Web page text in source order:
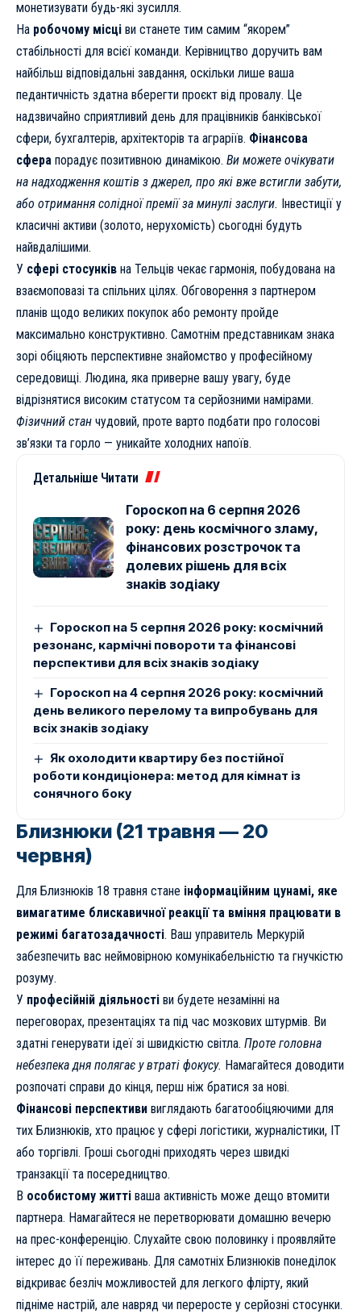
монетизувати будь-які зусилля.
На робочому місці ви станете тим самим “якорем”
стабільності для всієї команди. Керівництво доручить вам
найбільш відповідальні завдання, оскільки лише ваша
педантичність здатна вберегти проєкт від провалу. Це
надзвичайно сприятливий день для працівників банківської
сфери, бухгалтерів, архітекторів та аграріїв. Фінансова
сфера порадує позитивною динамікою. Ви можете очікувати
на надходження коштів з джерел, про які вже встигли забути,
або отримання солідної премії за минулі заслуги. Інвестиції у
класичні активи (золото, нерухомість) сьогодні будуть
найвдалішими.
У сфері стосунків на Тельців чекає гармонія, побудована на
взаємоповазі та спільних цілях. Обговорення з партнером
планів щодо великих покупок або ремонту пройде
максимально конструктивно. Самотнім представникам знака
зорі обіцяють перспективне знайомство у професійному
середовищі. Людина, яка приверне вашу увагу, буде
відрізнятися високим статусом та серйозними намірами.
Фізичний стан чудовий, проте варто подбати про голосові
зв’язки та горло — уникайте холодних напоїв.
Детальніше Читати
Гороскоп на 6 серпня 2026
року: день космічного зламу,
фінансових розстрочок та
долевих рішень для всіх
знаків зодіаку
Гороскоп на 5 серпня 2026 року: космічний
резонанс, кармічні повороти та фінансові
перспективи для всіх знаків зодіаку
Гороскоп на 4 серпня 2026 року: космічний
день великого перелому та випробувань для
всіх знаків зодіаку
Як охолодити квартиру без постійної
роботи кондиціонера: метод для кімнат із
сонячного боку
Близнюки (21 травня — 20
червня)
Для Близнюків 18 травня стане інформаційним цунамі, яке
вимагатиме блискавичної реакції та вміння працювати в
режимі багатозадачності. Ваш управитель Меркурій
забезпечить вас неймовірною комунікабельністю та гнучкістю
розуму.
У професійній діяльності ви будете незамінні на
переговорах, презентаціях та під час мозкових штурмів. Ви
здатні генерувати ідеї зі швидкістю світла. Проте головна
небезпека дня полягає у втраті фокусу. Намагайтеся доводити
розпочаті справи до кінця, перш ніж братися за нові.
Фінансові перспективи виглядають багатообіцяючими для
тих Близнюків, хто працює у сфері логістики, журналістики, IT
або торгівлі. Гроші сьогодні приходять через швидкі
транзакції та посередництво.
В особистому житті ваша активність може дещо втомити
партнера. Намагайтеся не перетворювати домашню вечерю
на прес-конференцію. Слухайте свою половинку і проявляйте
інтерес до її переживань. Для самотніх Близнюків понеділок
відкриває безліч можливостей для легкого флірту, який
підніме настрій, але навряд чи переросте у серйозні стосунки.